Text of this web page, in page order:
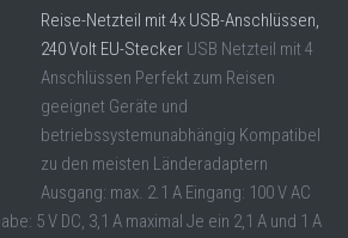
Reise-Netzteil mit 4x USB-Anschlüssen,
240 Volt EU-Stecker USB Netzteil mit 4
Anschlüssen Perfekt zum Reisen
geeignet Geräte und
betriebssystemunabhängig Kompatibel
zu den meisten Länderadaptern
Ausgang: max. 2.1 A Eingang: 100 V AC
5 V DC, 3,1 A maximal Je ein 2,1 A und 1 A